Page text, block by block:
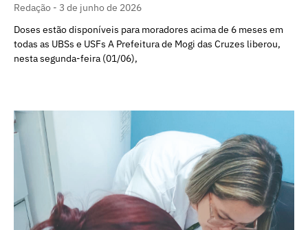
Redação
3 de junho de 2026
Doses estão disponíveis para moradores acima de 6 meses em
todas as UBSs e USFs A Prefeitura de Mogi das Cruzes liberou,
nesta segunda-feira (01/06),